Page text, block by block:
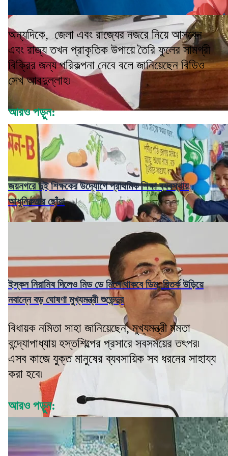
অন্যদিকে, জেলা এবং রাজ্যের নজরে নিয়ে আসবেন
এবং রাজ্য তখন প্রাকৃতিক উপায়ে তৈরি ফুলের সামগ্রী
বিক্রির জন্য পরিকল্পনা নেবে বলে জানিয়েছেন বিডিও
সেখ আবদুল্লাহ৷
আরও পড়ুন:
জয়নগরে দুই শিক্ষকের উদ্যোগে প্রাথমিক শিক্ষা ব্যবস্থায়
আধুনিকতার ছোঁয়া
ইস্কন নিরামিষ দিলেও মিড ডে মিলে থাকবে ডিম, বিতর্ক উড়িয়ে
নবান্নে বড় ঘোষণা মুখ্যমন্ত্রী শুভেন্দুর
বিধায়ক নমিতা সাহা জানিয়েছেন, মুখ্যমন্ত্রী মমতা
বন্দ্যোপাধ্যায় হস্তশিল্পের প্রসারে সবসময়ের তৎপর৷
এসব কাজে যুক্ত মানুষের ব্যবসায়িক সব ধরনের সাহায্য
করা হবে৷
আরও পড়ুন: